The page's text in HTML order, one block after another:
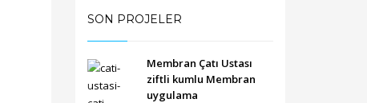
SON PROJELER
Membran Çatı Ustası
ziftli kumlu Membran
uygulama